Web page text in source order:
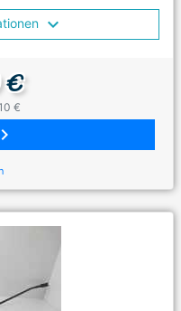
€
€
keyboard_arrow_right